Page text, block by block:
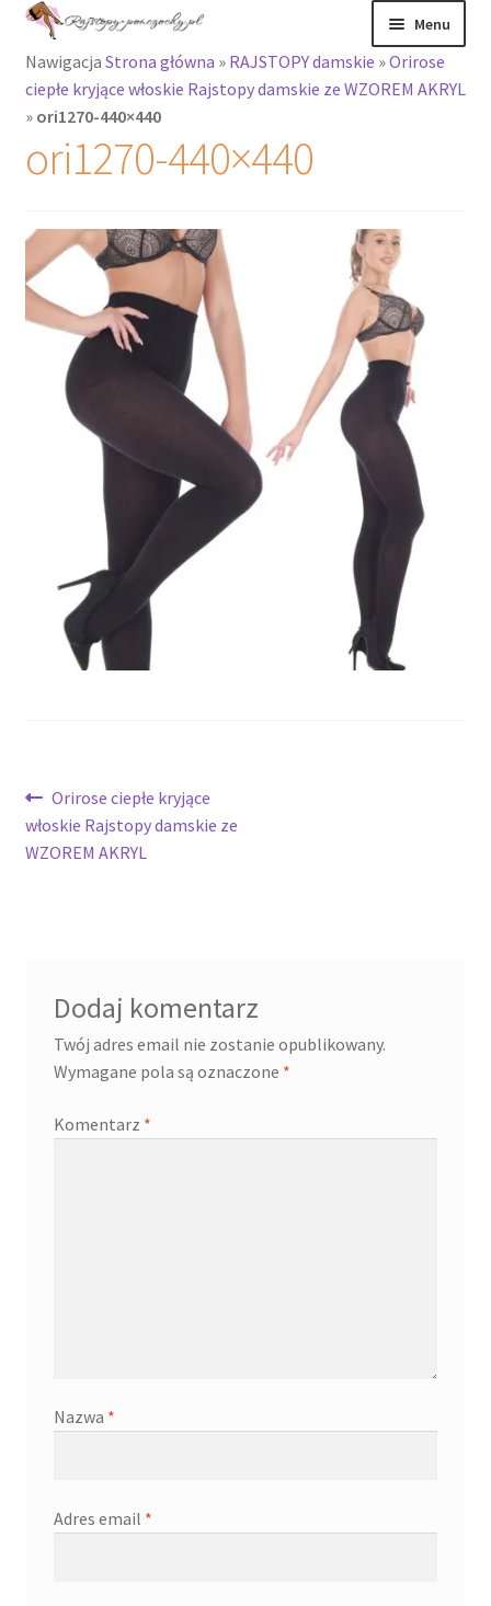
Przejdź
nawigacji
Przejdź
treści
Menu
Rajstopy
Rozwiń
menu
potomne
Podkolanówki i
skarpetki
Wszystkie
produkty
menu
potomne
Nawigacja Strona główna » RAJSTOPY damskie »Orirose
ciepłe kryjące włoskie Rajstopy damskie ze WZOREM AKRYL
» ori1270-440×440
ori1270-440×440
Nawigacja
wpisu
Poprzedni
wpis:
Orirose ciepłe kryjące
włoskie Rajstopy damskie ze
WZOREM AKRYL
Dodaj komentarz
Twój adres email nie zostanie opublikowany.
Wymagane pola są oznaczone *
Komentarz *
Nazwa *
Adres email *